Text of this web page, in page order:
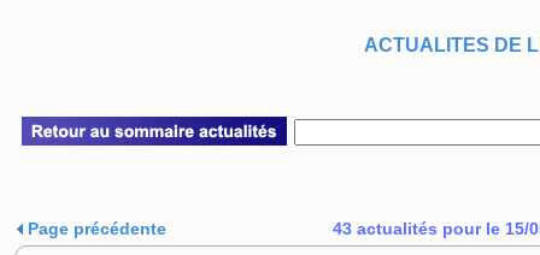
ACTUALITES DE
Page précédente 43 actualités pour le 15/